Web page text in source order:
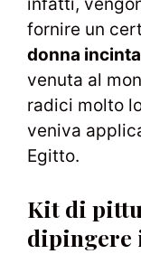
fornire un
donna incinta
venuta al
radici molto
veniva
Egitto.
Kit di
dipingere